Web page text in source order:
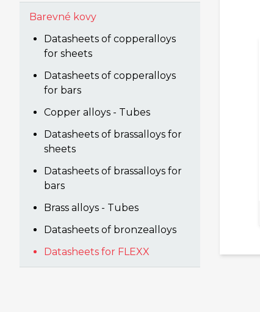
Barevné kovy
Datasheets of copperalloys
for sheets
Datasheets of copperalloys
for bars
Copper alloys - Tubes
Datasheets of brassalloys for
sheets
Datasheets of brassalloys for
bars
Brass alloys - Tubes
Datasheets of bronzealloys
Datasheets for FLEXX